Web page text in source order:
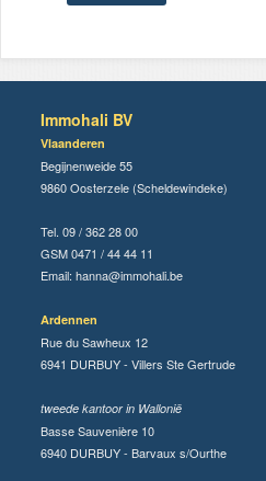
Immohali BV
Vlaanderen
Begijnenweide 55
9860 Oosterzele (Scheldewindeke)
Tel. 09 / 362 28 00
GSM 0471 / 44 44 11
Email: hanna@immohali.be
Ardennen
Rue du Sawheux 12
6941 DURBUY - Villers Ste Gertrude
tweede kantoor in Wallonië
Basse Sauvenière 10
6940 DURBUY - Barvaux s/Ourthe